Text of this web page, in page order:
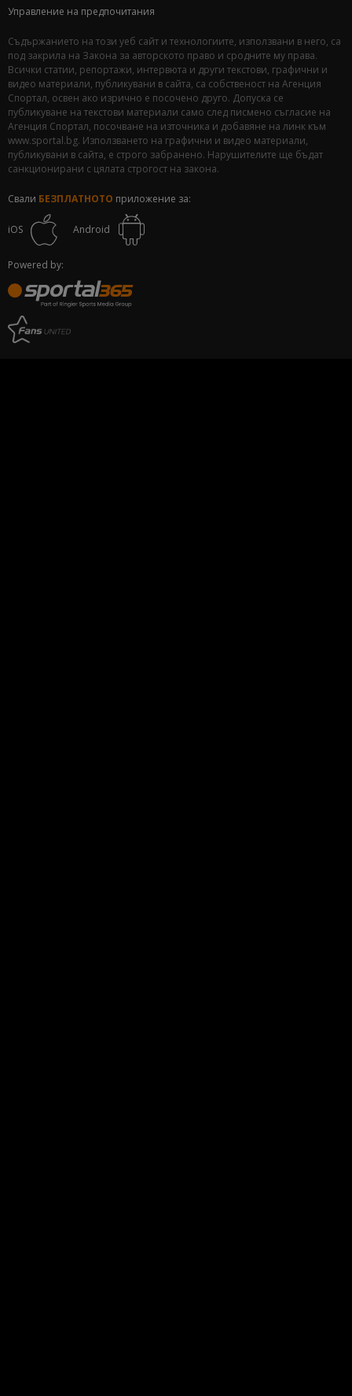
Управление на предпочитания
Съдържанието на този уеб сайт и технологиите, използвани в него, са
под закрила на Закона за авторското право и сродните му права.
Всички статии, репортажи, интервюта и други текстови, графични и
видео материали, публикувани в сайта, са собственост на Агенция
Спортал, освен ако изрично е посочено друго. Допуска се
публикуване на текстови материали само след писмено съгласие на
Агенция Спортал, посочване на източника и добавяне на линк към
www.sportal.bg. Използването на графични и видео материали,
публикувани в сайта, е строго забранено. Нарушителите ще бъдат
санкционирани с цялата строгост на закона.
Свали БЕЗПЛАТНОТО приложение за:
iOS Android
Powered by: